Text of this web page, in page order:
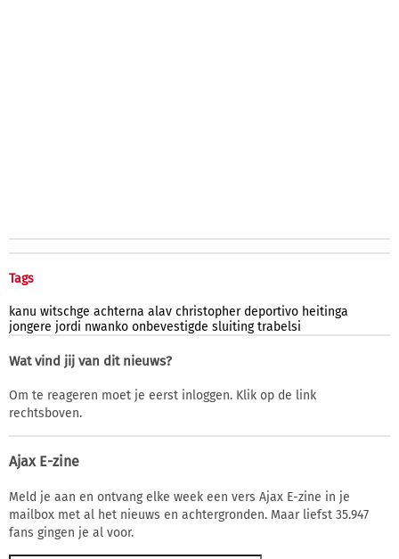
Tags
kanu witschge achterna alav christopher deportivo heitinga
jongere jordi nwanko onbevestigde sluiting trabelsi
Wat vind jij van dit nieuws?
Om te reageren moet je eerst inloggen. Klik op de link
rechtsboven.
Ajax E-zine
Meld je aan en ontvang elke week een vers Ajax E-zine in je
mailbox met al het nieuws en achtergronden. Maar liefst 35.947
fans gingen je al voor.